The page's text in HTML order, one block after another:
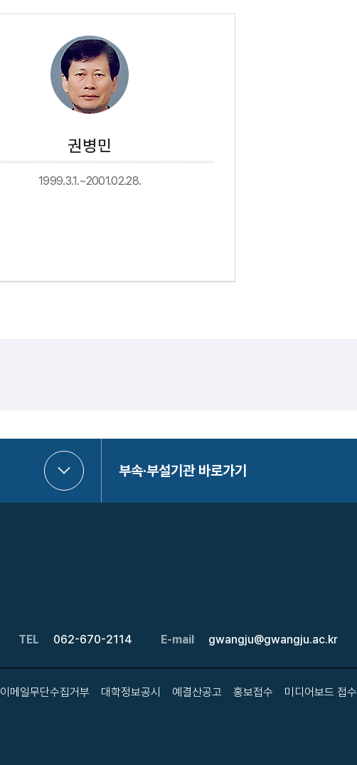
권병민
1999.3.1.~2001.02.28.
부속·부설기관 바로가기
TEL 062-670-2114 E-mail gwangju@gwangju.ac.kr
이메일무단수집거부 대학정보공시 예결산공고 홍보접수 미디어보드 접수